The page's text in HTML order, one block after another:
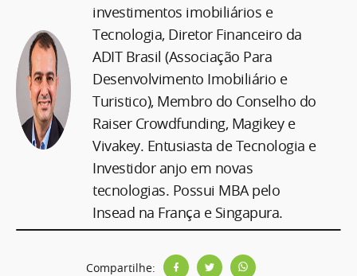
investimentos imobiliários e
Tecnologia, Diretor Financeiro da
ADIT Brasil (Associação Para
Desenvolvimento Imobiliário e
Turistico), Membro do Conselho do
Raiser Crowdfunding, Magikey e
Vivakey. Entusiasta de Tecnologia e
Investidor anjo em novas
tecnologias. Possui MBA pelo
Insead na França e Singapura.
Compartilhe: